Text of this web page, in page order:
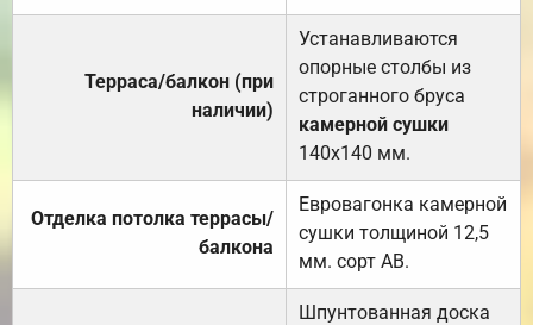
Терраса/балкон (при
наличии)
Устанавливаются
опорные столбы из
строганного бруса
камерной сушки
140х140 мм.
Отделка потолка террасы/
балкона
Евровагонка камерной
сушки толщиной 12,5
мм. сорт АВ.
Шпунтованная доска